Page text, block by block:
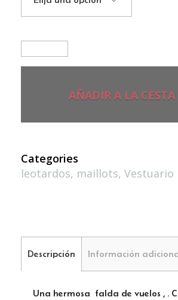
AÑADIR A LA CESTA
Categories
leotardos, maillots, Vestuario
Descripción Información
Una hermosa falda de vuelos , .